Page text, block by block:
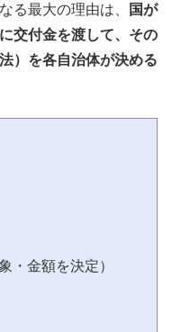
る最大の理由は、
国が
交付金を渡して、その
）を各自治体が決める
金額を決定）